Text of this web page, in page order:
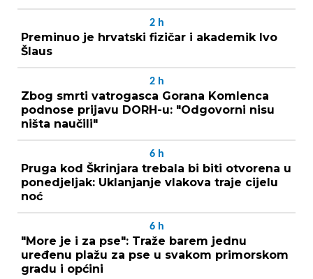
2 h
Preminuo je hrvatski fizičar i akademik Ivo
Šlaus
2 h
Zbog smrti vatrogasca Gorana Komlenca
podnose prijavu DORH-u: "Odgovorni nisu
ništa naučili"
6 h
Pruga kod Škrinjara trebala bi biti otvorena u
ponedjeljak: Uklanjanje vlakova traje cijelu
noć
6 h
"More je i za pse": Traže barem jednu
uređenu plažu za pse u svakom primorskom
gradu i općini